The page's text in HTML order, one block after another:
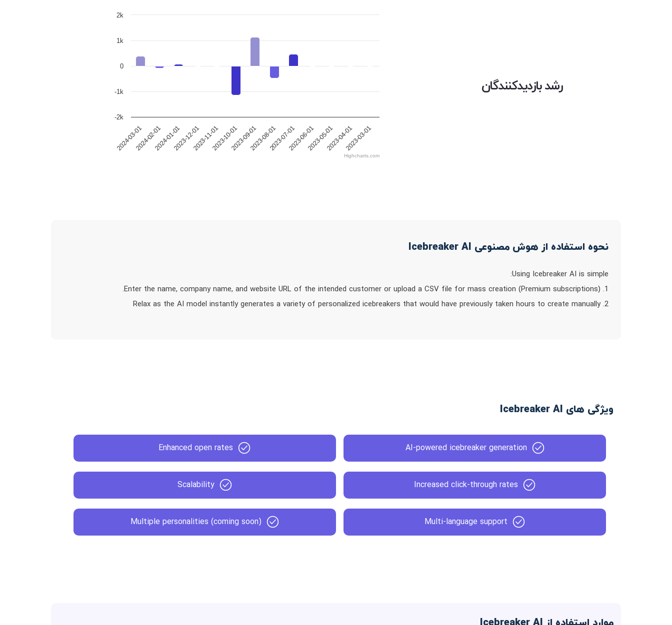
رشد بازدیدکنندگان
2024-03-012024-02-012024-01-012023-12-012023-11-012023-10-012023-09-012023-08-012023-07-012023-06-012023-05-012023-04-012023-03-01
-1k
0
1k
-2k
2k
Highcharts.com
نحوه استفاده از هوش مصنوعی Icebreaker AI
Using Icebreaker AI is simple:
1. Enter the name, company name, and website URL of the intended customer or upload a CSV file for mass creation (Premium subscriptions).
2. Relax as the AI model instantly generates a variety of personalized icebreakers that would have previously taken hours to create manually
ویژگی های Icebreaker AI
AI-powered icebreaker generation
Enhanced open rates
Increased click-through rates
Scalability
Multi-language support
Multiple personalities (coming soon)